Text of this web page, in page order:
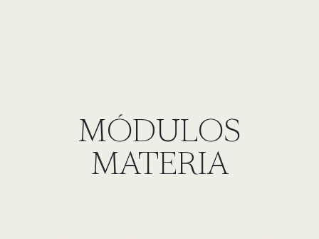
MÓDULOS
MATERIA